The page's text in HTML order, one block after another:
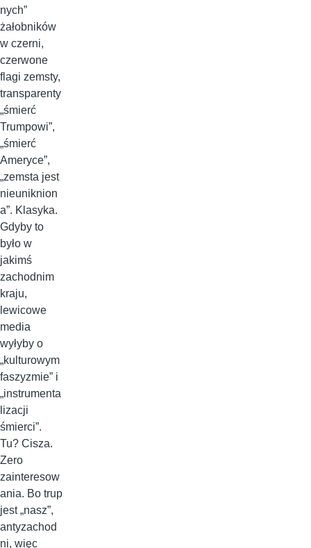
nych”
żałobników
w czerni,
czerwone
flagi zemsty,
transparenty
„śmierć
Trumpowi”,
„śmierć
Ameryce”,
„zemsta jest
nieuniknion
a”. Klasyka.
Gdyby to
było w
jakimś
zachodnim
kraju,
lewicowe
media
wyłyby o
„kulturowym
faszyzmie” i
„instrumenta
lizacji
śmierci”.
Tu? Cisza.
Zero
zainteresow
ania. Bo trup
jest „nasz”,
antyzachod
ni, więc